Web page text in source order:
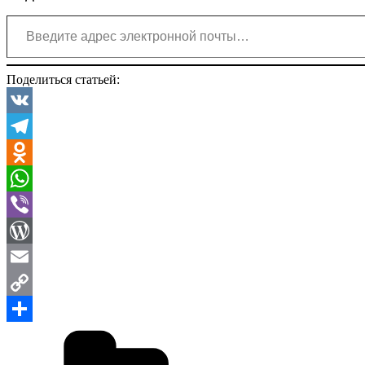
Введите адрес электронной почты…
Поделиться статьей:
VK
Telegram
Odnoklassniki
WhatsApp
Viber
WordPress
Email
Copy
Отправить